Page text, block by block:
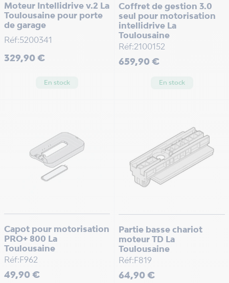
Moteur Intellidrive v.2 La
Toulousaine pour porte
de garage
Réf:5200341
Prix
329,90 €
En stock
Coffret de gestion 3.0
seul pour motorisation
intellidrive La
Toulousaine
Réf:2100152
Prix
659,90 €
En stock
Capot pour motorisation
PRO+ 800 La
Toulousaine
Réf:F962
Prix
49,90 €
Partie basse chariot
moteur TD La
Toulousaine
Réf:F819
Prix
64,90 €